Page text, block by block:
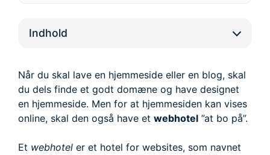
Indhold
Når du skal lave en hjemmeside eller en blog, skal
du dels finde et godt domæne og have designet
en hjemmeside. Men for at hjemmesiden kan vises
online, skal den også have et webhotel ”at bo på”.
Et webhotel er et hotel for websites, som navnet